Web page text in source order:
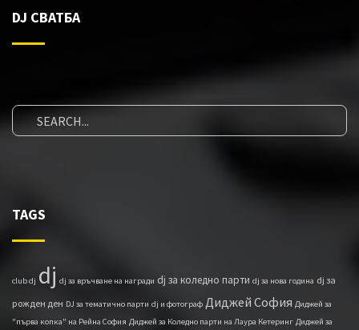
DJ СВАТБА
TAGS
club dj dj dj за връчване на награди dj за коледно парти dj за нова година dj за
рожден ден DJ за тематично парти dj и фотограф Диджей София Диджей за
"първа копка" на Рейна София Диджей за Коледно парти на Лаура Кетеринг Диджей за